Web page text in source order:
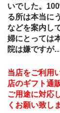
いでした。
る所は本当に
などを案内し
婦にとっては
院は嫌ですが
当店をご利用
店のギフト通
ご用途に対応
くお願い致し